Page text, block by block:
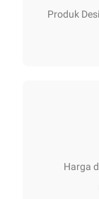
Produk
Harga